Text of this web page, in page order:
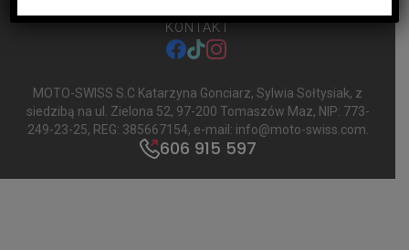
KONTAKT
facebook
tiktokinstagram
MOTO-SWISS S.C Katarzyna Gonciarz, Sylwia Sołtysiak, z
siedzibą na ul. Zielona 52, 97-200 Tomaszów Maz, NIP: 773-
249-23-25, REG: 385667154, e-mail: info@moto-swiss.com.
606 915 597